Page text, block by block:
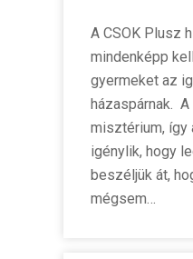
A CSOK Plusz
mindenképp
gyermeket az
házaspárnak.
misztérium, így
igénylik, hogy
beszéljük át,
mégsem…